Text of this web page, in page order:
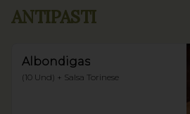
ANTIPASTI
Albondigas
(10 Und) + Salsa Torinese